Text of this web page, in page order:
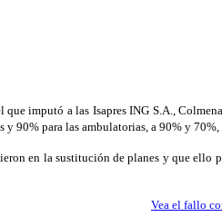
imputó a las Isapres ING S.A.,
90% para las ambulatorias, a 90% y 70%,
en la sustitución de planes y que ello
Vea el fallo